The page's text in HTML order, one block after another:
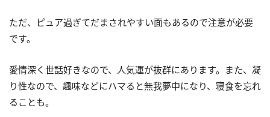
ただ、ピュア過ぎてだまされやすい面もあるので注意が必要
です。
愛情深く世話好きなので、人気運が抜群にあります。また、凝
り性なので、趣味などにハマると無我夢中になり、寝食を忘れ
ることも。